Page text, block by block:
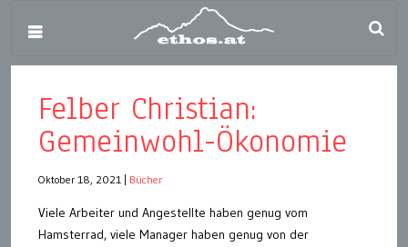
Felber Christian:
Gemeinwohl-Ökonomie
Oktober 18, 2021 Bücher
Viele Arbeiter und Angestellte haben genug vom
Hamsterrad, viele Manager haben genug von der